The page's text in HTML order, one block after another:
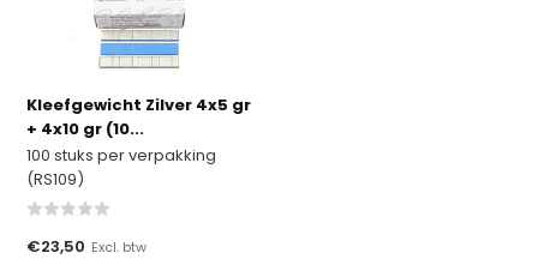
Kleefgewicht Zilver 4x5 gr
+ 4x10 gr (10...
100 stuks per verpakking
(RS109)
€23,50 Excl. btw